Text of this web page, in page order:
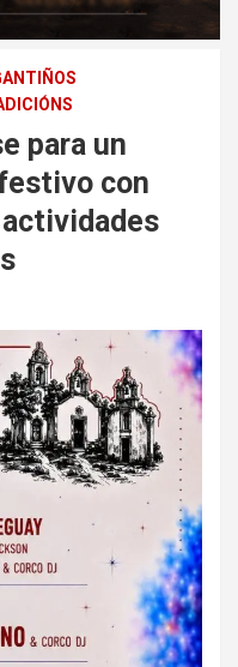
para un
con